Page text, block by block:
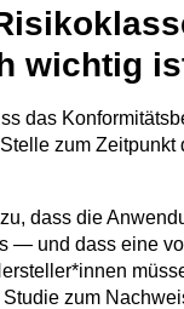
wichtig
das
zum
dass die
— und dass eine
zum